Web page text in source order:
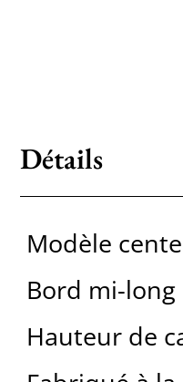
Détails
Modèle
Bord mi-long
Hauteur de